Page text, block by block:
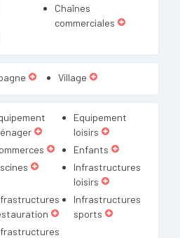
Chaînes
commerciales
Village
Equipement
loisirs
Enfants
Infrastructures
loisirs
Infrastructures
sports